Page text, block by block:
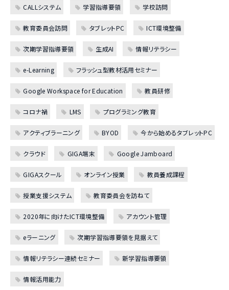
CALLシステム 学習指導要領 学校訪問
教育委員会訪問 タブレットPC ICT環境整備
次期学習指導要領 生成AI 情報リテラシー
e-Learning フラッシュ型教材活用セミナー
Google Workspace for Education 教員研修
コロナ禍 LMS プログラミング教育
アクティブラーニング BYOD 今から始めるタブレットPC
クラウド GIGA端末 Google Jamboard
GIGAスクール オンライン授業 教員養成課程
授業支援システム 教育委員会を訪ねて
2020年に向けたICT環境整備 アカウント管理
eラーニング 次期学習指導要領を見据えて
情報リテラシー連続セミナー 新学習指導要領
情報活用能力